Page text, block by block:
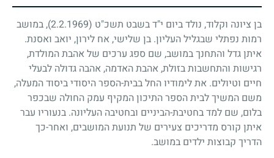
בן ציונה וקלוד, נולד ביום י"ד בשבט תשכ"ט (2.2.1969)
, במושב
רמות נפתלי שבגליל העליון. בן שלישי, אח לירון, יואב ואסנת.
איתן גדל והתחנך במושב, שם ספג ערכים של אהבת המולדת,
רגישות והתחשבות בזולת, אהבת האדמה, אהבה גדולה לבעלי
חיים וטיולים. את לימודיו החל בבית-הספר היסודי ביסוד המעלה,
משם המשיך לבית הספר התיכון המקיף עמק החולה שבכפר
בלום, שם למד בחטיבת-הביניים ובחטיבה העליונה. בנעוריו עבר
איתן קורס מדריכים צעירים של תנועת המושבים, ואחר-כך
הדריך קבוצות ילדים במושב.